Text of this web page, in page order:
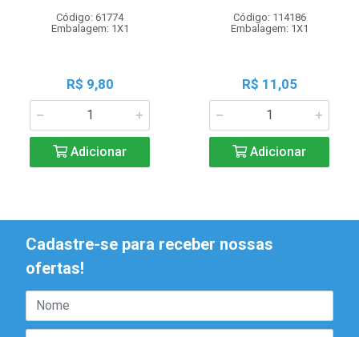
Código: 61774
Embalagem: 1X1
R$ 9,80
Adicionar
Código: 114186
Embalagem: 1X1
R$ 11,05
Adicionar
Cadastre-se para receber nossas
ofertas!